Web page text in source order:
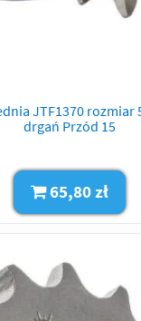
JTF1370 rozmiar
drgań Przód 15
65,80 zł